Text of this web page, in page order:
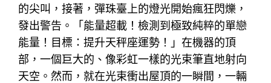
的尖叫，接著，彈珠臺上的燈光開始瘋狂閃爍，
發出警告。「能量超載！檢測到極致純粹的單戀
能量！目標：提升天秤座運勢！」在機器的頂
部，一個巨大的、像彩虹一樣的光束筆直地射向
天空。然而，就在光束衝出屋頂的一瞬間，一輛